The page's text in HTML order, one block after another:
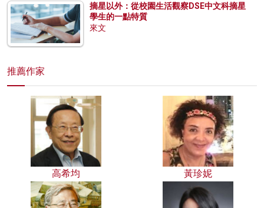
摘星以外：從校園生活觀察DSE中文科摘星
學生的一點特質
來文
推薦作家
高希均 黃珍妮